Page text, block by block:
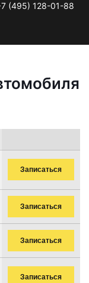
(495) 128-01-88
Записаться
Записаться
Записаться
Записаться